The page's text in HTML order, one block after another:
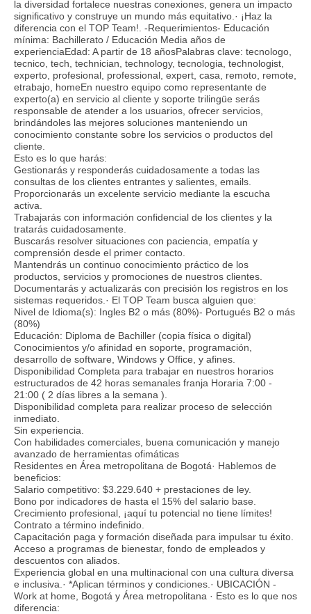
la diversidad fortalece nuestras conexiones, genera un impacto
significativo y construye un mundo más equitativo.· ¡Haz la
diferencia con el TOP Team!. -Requerimientos- Educación
mínima: Bachillerato / Educación Media años de
experienciaEdad: A partir de 18 añosPalabras clave: tecnologo,
tecnico, tech, technician, technology, tecnologia, technologist,
experto, profesional, professional, expert, casa, remoto, remote,
etrabajo, homeEn nuestro equipo como representante de
experto(a) en servicio al cliente y soporte trilingüe serás
responsable de atender a los usuarios, ofrecer servicios,
brindándoles las mejores soluciones manteniendo un
conocimiento constante sobre los servicios o productos del
cliente.
Esto es lo que harás:
Gestionarás y responderás cuidadosamente a todas las
consultas de los clientes entrantes y salientes, emails.
Proporcionarás un excelente servicio mediante la escucha
activa.
Trabajarás con información confidencial de los clientes y la
tratarás cuidadosamente.
Buscarás resolver situaciones con paciencia, empatía y
comprensión desde el primer contacto.
Mantendrás un continuo conocimiento práctico de los
productos, servicios y promociones de nuestros clientes.
Documentarás y actualizarás con precisión los registros en los
sistemas requeridos.· El TOP Team busca alguien que:
Nivel de Idioma(s): Ingles B2 o más (80%)- Portugués B2 o más
(80%)
Educación: Diploma de Bachiller (copia física o digital)
Conocimientos y/o afinidad en soporte, programación,
desarrollo de software, Windows y Office, y afines.
Disponibilidad Completa para trabajar en nuestros horarios
estructurados de 42 horas semanales franja Horaria 7:00 -
21:00 ( 2 días libres a la semana ).
Disponibilidad completa para realizar proceso de selección
inmediato.
Sin experiencia.
Con habilidades comerciales, buena comunicación y manejo
avanzado de herramientas ofimáticas
Residentes en Área metropolitana de Bogotá· Hablemos de
beneficios:
Salario competitivo: $3.229.640 + prestaciones de ley.
Bono por indicadores de hasta el 15% del salario base.
Crecimiento profesional, ¡aquí tu potencial no tiene límites!
Contrato a término indefinido.
Capacitación paga y formación diseñada para impulsar tu éxito.
Acceso a programas de bienestar, fondo de empleados y
descuentos con aliados.
Experiencia global en una multinacional con una cultura diversa
e inclusiva.· *Aplican términos y condiciones.· UBICACIÓN -
Work at home, Bogotá y Área metropolitana · Esto es lo que nos
diferencia: